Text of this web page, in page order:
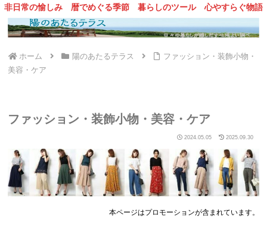
非日常の愉しみ 暦でめぐる季節 暮らしのツール 心やすらぐ物語
ホーム 陽のあたるテラス
ファッション・装飾小物・
美容・ケア
ファッション・装飾小物・美容・ケア
2024.05.05 2025.09.30
本ページはプロモーションが含まれています。